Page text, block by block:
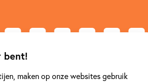
bent!
maken op onze websites gebruik
artikelen